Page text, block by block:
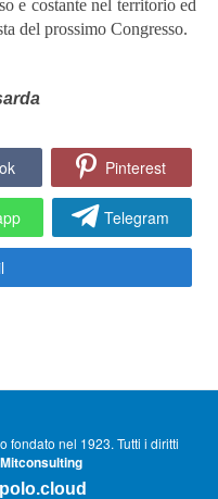
e costante nel territorio ed
del prossimo Congresso.
Pinterest
Telegram
fondato nel 1923. Tutti i diritti
Mitconsulting